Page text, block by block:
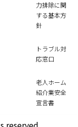
力排除に関
する基本方
針
トラブル対
応窓口
老人ホーム
紹介業安全
宣言書